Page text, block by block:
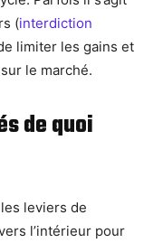
(interdiction
limiter les gains et
le marché.
de quoi
leviers de
l’intérieur pour